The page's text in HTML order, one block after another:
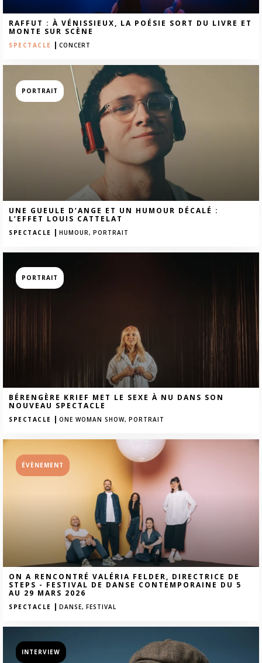
RAFFUT : À VÉNISSIEUX, LA POÉSIE SORT DU LIVRE ET
MONTE SUR SCÈNE
SPECTACLE | CONCERT
UNE GUEULE D’ANGE ET UN HUMOUR DÉCALÉ :
L’EFFET LOUIS CATTELAT
SPECTACLE | HUMOUR, PORTRAIT
PORTRAIT
BÉRENGÈRE KRIEF MET LE SEXE À NU DANS SON
NOUVEAU SPECTACLE
SPECTACLE | ONE WOMAN SHOW, PORTRAIT
PORTRAIT
ON A RENCONTRÉ VALÉRIA FELDER, DIRECTRICE DE
STEPS - FESTIVAL DE DANSE CONTEMPORAINE DU 5
AU 29 MARS 2026
SPECTACLE | DANSE, FESTIVAL
ÉVÈNEMENT
INTERVIEW